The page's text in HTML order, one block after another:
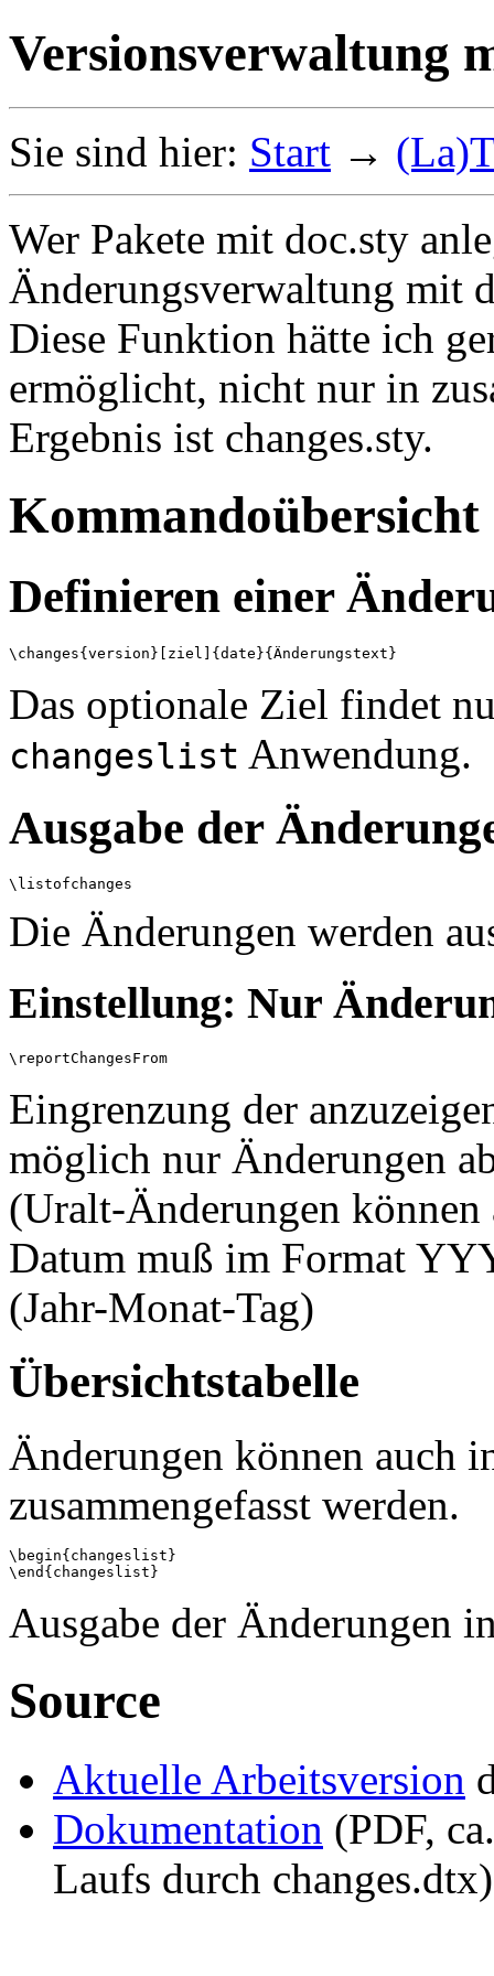
Versionsverwaltung
Sie sind hier: Start →
Wer Pakete mit doc.sty
Änderungsverwaltung mit
Diese Funktion hätte ich
ermöglicht, nicht nur in
Ergebnis ist changes.sty.
Kommandoübersicht
Definieren einer
Das optionale Ziel findet
changeslist Anwendung.
Ausgabe der
Die Änderungen werden
Einstellung: Nur
Eingrenzung der
möglich nur Änderungen
(Uralt-Änderungen können
Datum muß im Format
(Jahr-Monat-Tag)
Übersichtstabelle
Änderungen können auch
zusammengefasst werden.
\begin{changeslist}
Ausgabe der Änderungen
Source
Aktuelle Arbeitsversion
Dokumentation (PDF,
Laufs durch